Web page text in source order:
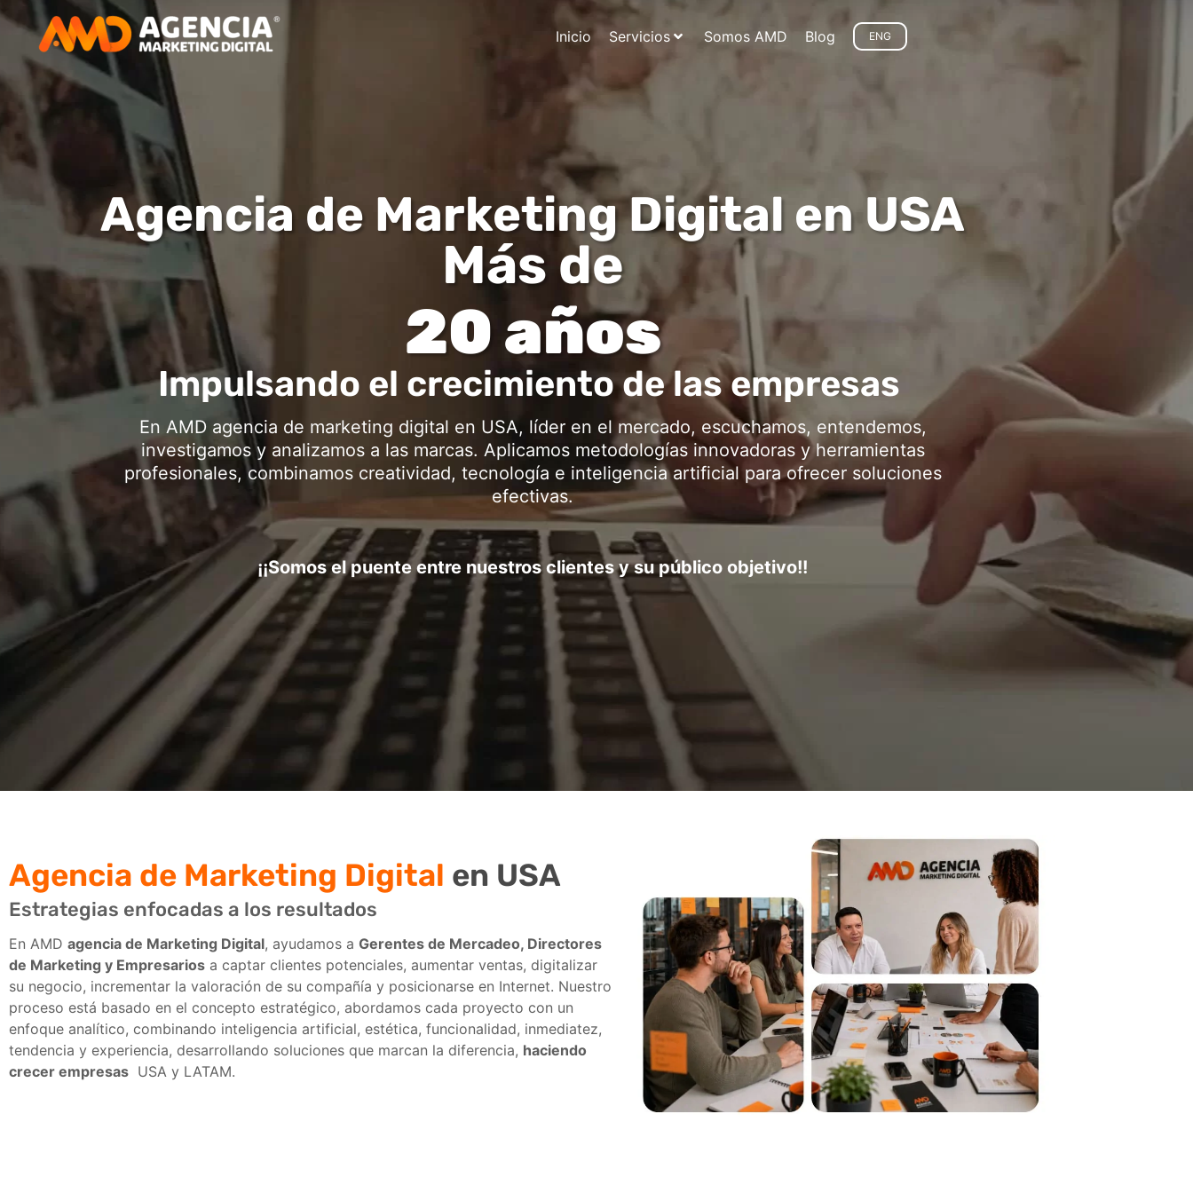
Inicio Servicios Somos AMD Blog ENG
Agencia de Marketing Digital en USA
Más de
20 años
Impulsando el crecimiento de las empresas
En AMD agencia de marketing digital en USA, líder en el mercado, escuchamos, entendemos,
investigamos y analizamos a las marcas. Aplicamos metodologías innovadoras y herramientas
profesionales, combinamos creatividad, tecnología e inteligencia artificial para ofrecer soluciones
efectivas.
¡¡Somos el puente entre nuestros clientes y su público objetivo!!
Agencia de Marketing Digital en USA
Estrategias enfocadas a los resultados
En AMD agencia de Marketing Digital, ayudamos a Gerentes de Mercadeo, Directores
de Marketing y Empresarios a captar clientes potenciales, aumentar ventas, digitalizar
su negocio, incrementar la valoración de su compañía y posicionarse en Internet. Nuestro
proceso está basado en el concepto estratégico, abordamos cada proyecto con un
enfoque analítico, combinando inteligencia artificial, estética, funcionalidad, inmediatez,
tendencia y experiencia, desarrollando soluciones que marcan la diferencia, haciendo
crecer empresas USA y LATAM.